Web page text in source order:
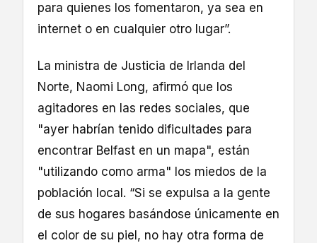
para quienes los fomentaron, ya sea en
internet o en cualquier otro lugar”.
La ministra de Justicia de Irlanda del
Norte, Naomi Long, afirmó que los
agitadores en las redes sociales, que
"ayer habrían tenido dificultades para
encontrar Belfast en un mapa", están
"utilizando como arma" los miedos de la
población local. “Si se expulsa a la gente
de sus hogares basándose únicamente en
el color de su piel, no hay otra forma de